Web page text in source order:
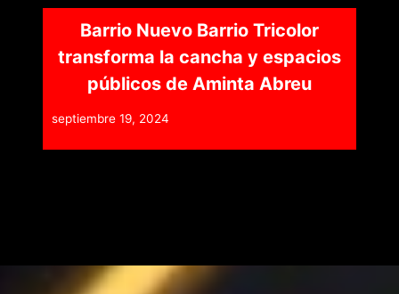
Barrio Nuevo Barrio Tricolor
transforma la cancha y espacios
públicos de Aminta Abreu
septiembre 19, 2024